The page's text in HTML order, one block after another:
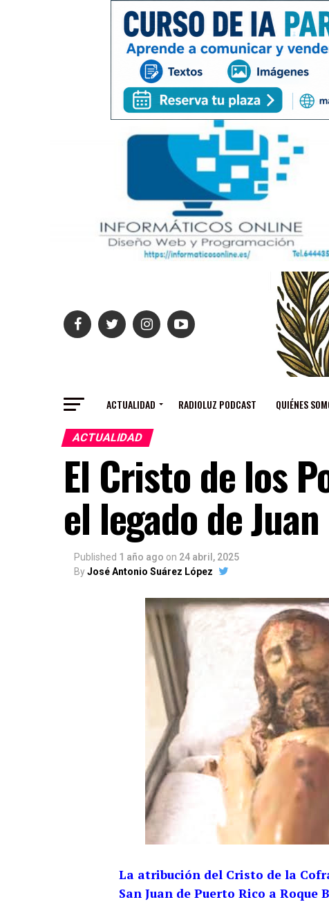
ACTUALIDAD RADIOLUZ PODCAST QUIÉNES
ACTUALIDAD
El Cristo de los
el legado de
Published 1 año ago on 24 abril, 2025
ByJosé Antonio Suárez López
La atribución del Cristo de la
San Juan de Puerto Rico a